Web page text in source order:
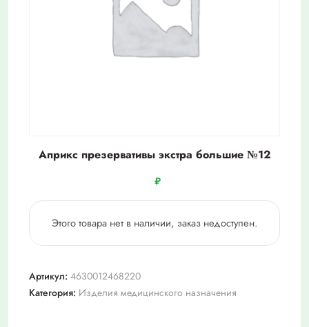
Априкс презервативы экстра большие №12
₽
Этого товара нет в наличии, заказ недоступен.
Артикул: 4630012468220
Категория: Изделия медицинского назначения